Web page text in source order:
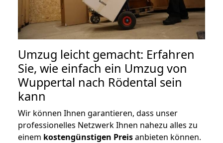
Umzug leicht gemacht: Erfahren
Sie, wie einfach ein Umzug von
Wuppertal nach Rödental sein
kann
Wir können Ihnen garantieren, dass unser
professionelles Netzwerk Ihnen nahezu alles zu
einem kostengünstigen Preisanbieten können.